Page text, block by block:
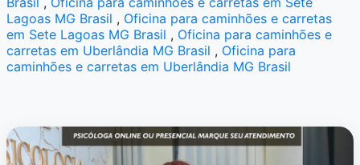
Lagoas MG Brasil , Oficina para caminhões e carretas
em Sete Lagoas MG Brasil , Oficina para caminhões e
carretas em Uberlândia MG Brasil , Oficina para
caminhões e carretas em Uberlândia MG Brasil